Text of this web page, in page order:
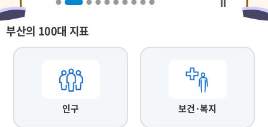
부산의 100대 지표
인구 보건·복지